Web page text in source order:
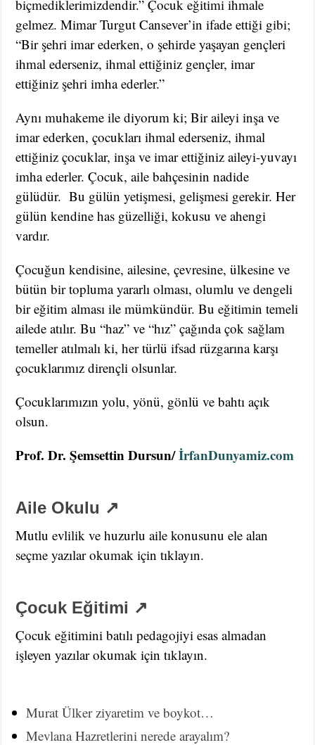
biçmediklerimizdendir.” Çocuk eğitimi ihmale
gelmez. Mimar Turgut Cansever’in ifade ettiği gibi;
“Bir şehri imar ederken, o şehirde yaşayan gençleri
ihmal ederseniz, ihmal ettiğiniz gençler, imar
ettiğiniz şehri imha ederler.”
Aynı muhakeme ile diyorum ki; Bir aileyi inşa ve
imar ederken, çocukları ihmal ederseniz, ihmal
ettiğiniz çocuklar, inşa ve imar ettiğiniz aileyi-yuvayı
imha ederler. Çocuk, aile bahçesinin nadide
gülüdür. Bu gülün yetişmesi, gelişmesi gerekir. Her
gülün kendine has güzelliği, kokusu ve ahengi
vardır.
Çocuğun kendisine, ailesine, çevresine, ülkesine ve
bütün bir topluma yararlı olması, olumlu ve dengeli
bir eğitim alması ile mümkündür. Bu eğitimin temeli
ailede atılır. Bu “haz” ve “hız” çağında çok sağlam
temeller atılmalı ki, her türlü ifsad rüzgarına karşı
çocuklarımız dirençli olsunlar.
Çocuklarımızın yolu, yönü, gönlü ve bahtı açık
olsun.
Prof. Dr. Şemsettin Dursun/İrfanDunyamiz.com
Aile Okulu ↗
Mutlu evlilik ve huzurlu aile konusunu ele alan
seçme yazılar okumak için tıklayın.
Çocuk Eğitimi ↗
Çocuk eğitimini batılı pedagojiyi esas almadan
işleyen yazılar okumak için tıklayın.
Murat Ülker ziyaretim ve boykot…
Mevlana Hazretlerini nerede arayalım?